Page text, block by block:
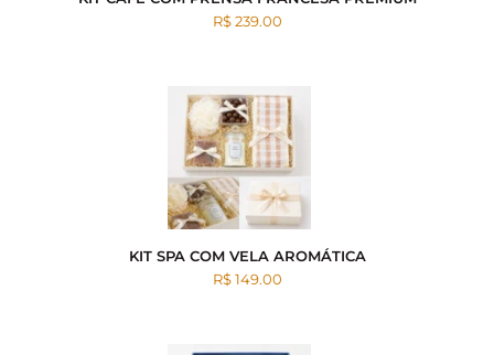
R$ 239.00
KIT SPA COM VELA AROMÁTICA
R$ 149.00